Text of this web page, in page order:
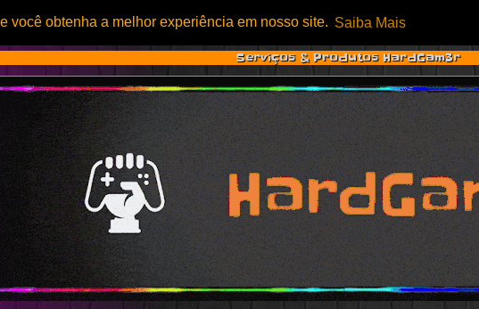
você obtenha a melhor experiência em nosso site. Saiba Mais
Serviços & Produtos HardGam3r